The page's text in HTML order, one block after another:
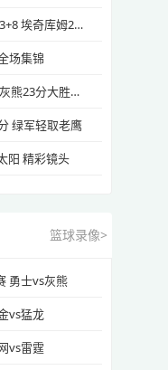
🏀76人击败魔术取3连胜 马克西43+8 埃奇库姆26+7 恩比德休战
场集锦
🏀夏联-伯顿20+7 乔丹-米勒24+6 灰熊23分大胜快船
绿军轻取老鹰
阳 精彩镜头
篮球录像>
勇士vs灰熊
vs猛龙
vs雷霆